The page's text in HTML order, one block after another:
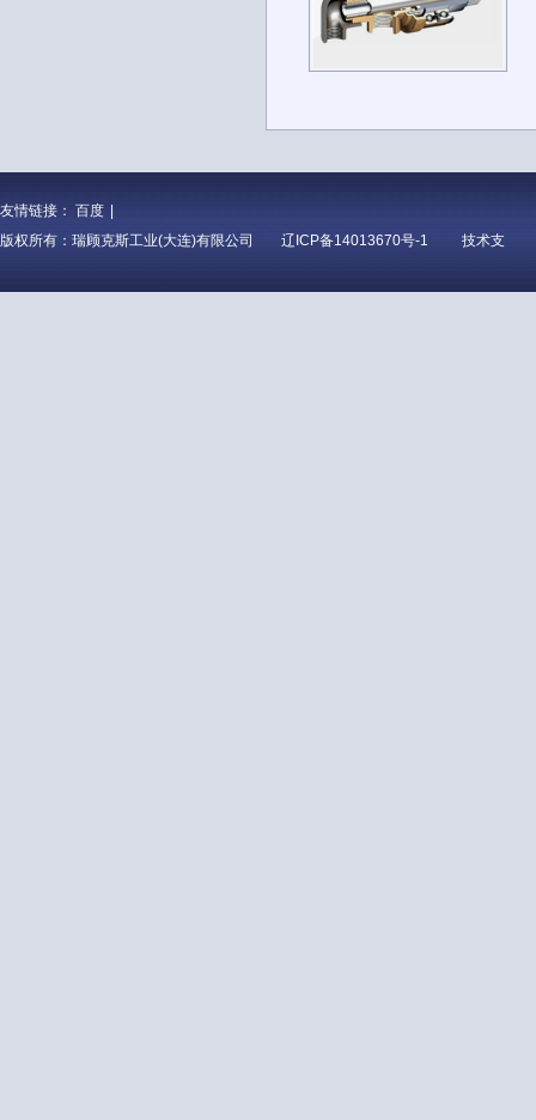
友情链接： 百度
版权所有：瑞顾克斯工业(大连)有限公司
辽ICP备14013670号-1 技术支